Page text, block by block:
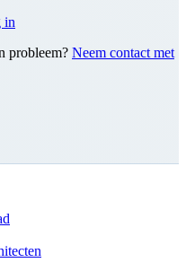
in
probleem? Neem contact met